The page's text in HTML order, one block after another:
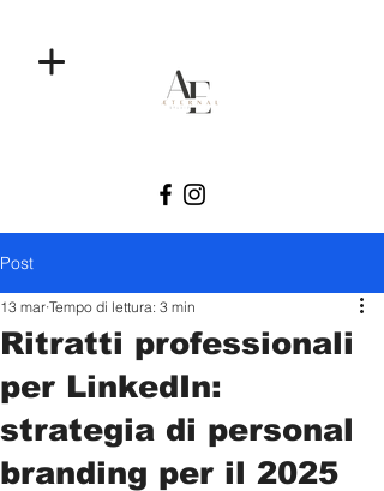
Post
Ritratti professionali
per LinkedIn:
strategia di personal
branding per il 2025
13 mar Tempo di lettura: 3 min